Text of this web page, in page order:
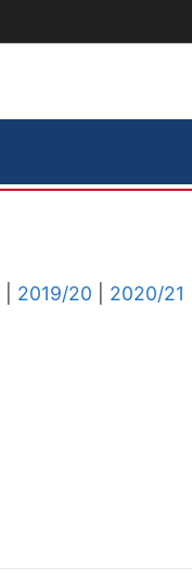
2019/20
2020/21